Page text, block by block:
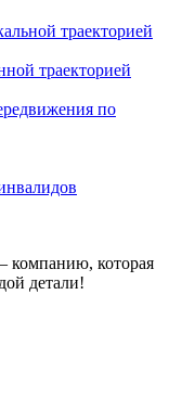
траекторией
траекторией
по
компанию, которая
детали!